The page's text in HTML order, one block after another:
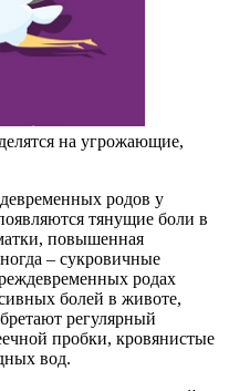
на угрожающие,
родов у
тянущие боли в
повышенная
– сукровичные
родах
болей в животе,
регулярный
пробки, кровянистые
вод.